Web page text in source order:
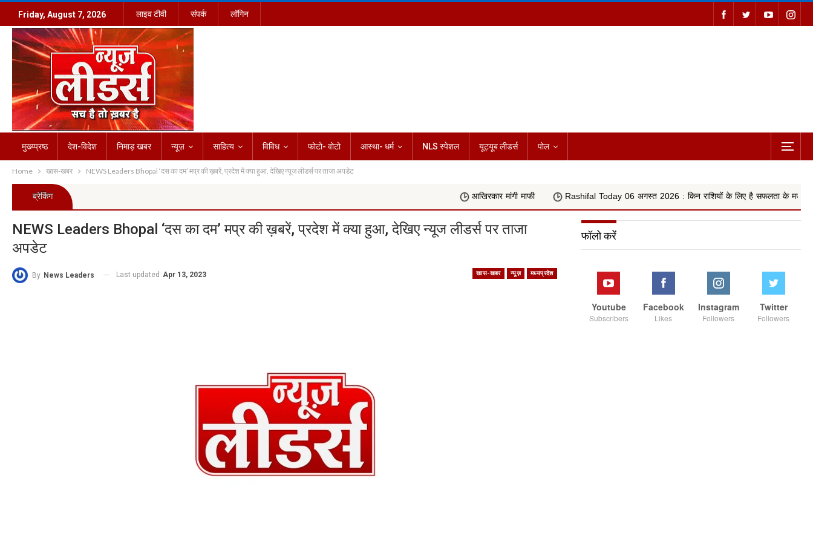
Friday, August 7, 2026 लाइव टीवी संपर्क लॉगिन
मुख्य्प्रष्ठ देश-विदेश निमाड़ खबर न्यूज़ साहित्य विविध फोटो- वोटो आस्था- धर्म NLS स्पेशल यूट्यूब लीडर्स पोल
Home खास-खबर NEWS Leaders Bhopal ‘दस का दम’ मप्र की ख़बरें, प्रदेश में क्या हुआ, देखिए न्यूज लीडर्स पर ताजा अपडेट
ब्रेकिंग आखिरकार मांगी माफी Rashifal Today 06 अगस्त 2026 : किन राशियों के लिए है सफलता के मजबूत योग, वृषभ, कन्या
NEWS Leaders Bhopal ‘दस का दम’ मप्र की ख़बरें, प्रदेश में क्या हुआ, देखिए न्यूज लीडर्स पर ताजा
अपडेट
खास-खबर न्यूज़ मध्यप्रदेश
By News Leaders Last updated Apr 13, 2023
फॉलो करें
Youtube
Subscribers
Facebook
Likes
Instagram
Followers
Twitter
Followers